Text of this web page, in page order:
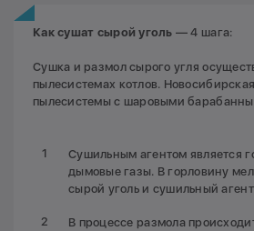
Как сушат сырой уголь — 4 шага:
Сушка и размол сырого угля
пылесистемах котлов.
пылесистемы с шаровыми
Сушильным агентом является
дымовые газы. В горловину
сырой уголь и сушильный
В процессе размола